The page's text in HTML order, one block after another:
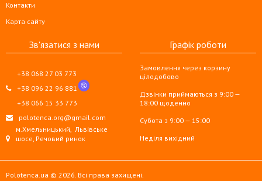
Контакти
Карта сайту
Зв'язатися з нами
+38 068 27 03 773
+38 096 22 96 881
+38 066 15 33 773
polotenca.org@gmail.com
м.Хмельницький, Львівське
шосе, Речовий ринок
Графік роботи
Замовлення через корзину
цілодобово
Дзвінки приймаються з 9:00 —
18:00 щоденно
Субота з 9:00 — 15:00
Неділя вихідний
Polotenca.ua © 2026. Всі права захищені.